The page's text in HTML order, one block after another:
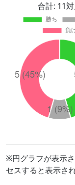
合計: 11
※円グラフが表示
セスすると表示さ